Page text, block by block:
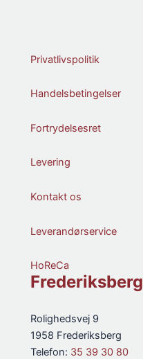
Privatlivspolitik
Handelsbetingelser
Fortrydelsesret
Levering
Kontakt os
Leverandørservice
HoReCa
Frederiksberg
Rolighedsvej 9
1958 Frederiksberg
Telefon: 35 39 30 80